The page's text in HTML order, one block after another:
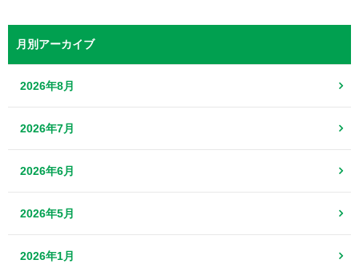
月別アーカイブ
2026年8月
2026年7月
2026年6月
2026年5月
2026年1月